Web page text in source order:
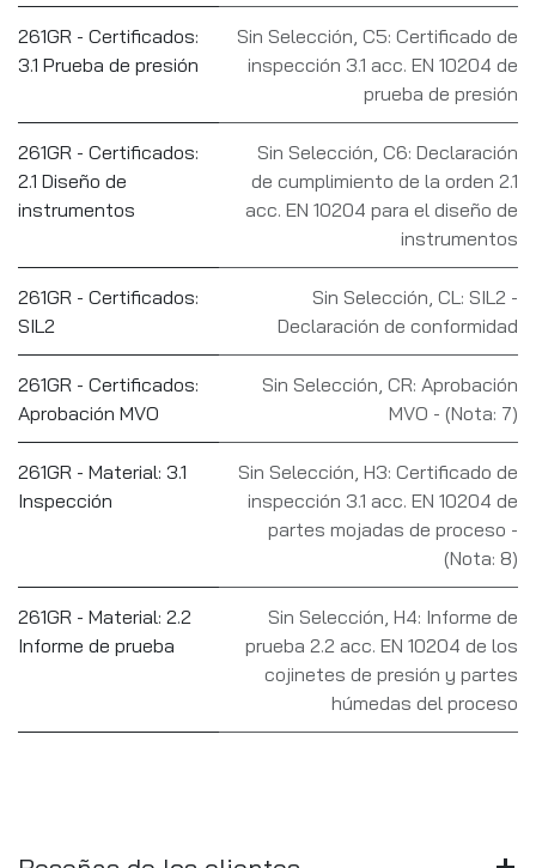
261GR - Certificados:
3.1 Prueba de presión
Sin Selección C5: Certificado de
inspección 3.1 acc. EN 10204 de
prueba de presión
261GR - Certificados:
2.1 Diseño de
instrumentos
Sin Selección C6: Declaración
de cumplimiento de la orden 2.1
acc. EN 10204 para el diseño de
instrumentos
261GR - Certificados:
SIL2
Sin Selección CL: SIL2 -
Declaración de conformidad
261GR - Certificados:
Aprobación MVO
Sin Selección CR: Aprobación
MVO - (Nota: 7)
261GR - Material: 3.1
Inspección
Sin Selección H3: Certificado de
inspección 3.1 acc. EN 10204 de
partes mojadas de proceso -
(Nota: 8)
261GR - Material: 2.2
Informe de prueba
Sin Selección H4: Informe de
prueba 2.2 acc. EN 10204 de los
cojinetes de presión y partes
húmedas del proceso